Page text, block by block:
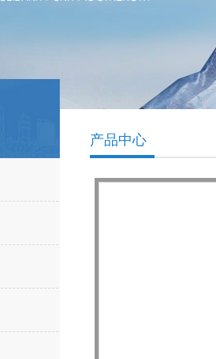
产品中心